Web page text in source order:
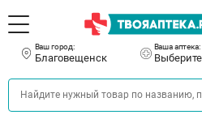
Ваш город:
Благовещенск
Ваша аптека: